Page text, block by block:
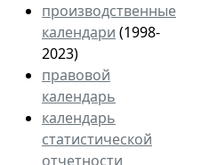
производственные
календари (1998-
2023)
правовой
календарь
календарь
статистической
отчетности